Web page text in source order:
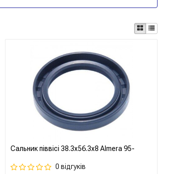
Сальник піввісі 38.3x56.3x8 Almera 95-
0 відгуків